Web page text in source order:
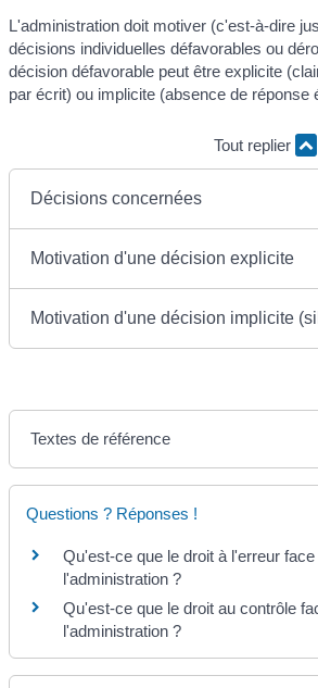
L'administration doit motiver (c'est-à-dire
décisions individuelles défavorables ou
décision défavorable peut être explicite
par écrit) ou implicite (absence de réponse
Tout replier
Décisions concernées
Motivation d'une décision explicite
Motivation d'une décision implicite
Textes de référence
Questions ? Réponses !
Qu'est-ce que le droit à l'erreur face
l'administration ?
Qu'est-ce que le droit au contrôle
l'administration ?